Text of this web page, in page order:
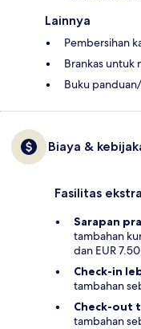
Lainnya
Pembersihan
Brankas untuk
Buku
Biaya &
Fasilitas
Sarapan
tambahan
dan EUR
Check-in
tambahan
Check-out
tambahan